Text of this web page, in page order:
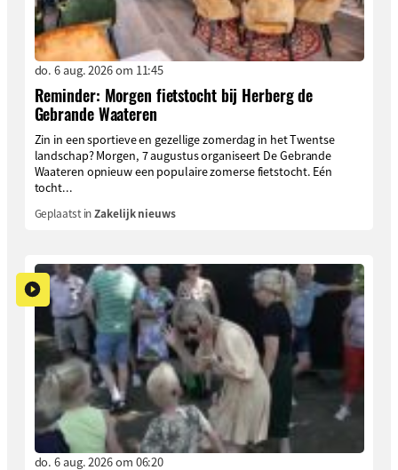
do. 6 aug. 2026 om 11:45
Reminder: Morgen fietstocht bij Herberg de
Gebrande Waateren
Zin in een sportieve en gezellige zomerdag in het Twentse
landschap? Morgen, 7 augustus organiseert De Gebrande
Waateren opnieuw een populaire zomerse fietstocht. Eén
tocht...
Geplaatst inZakelijk nieuws
do. 6 aug. 2026 om 06:20